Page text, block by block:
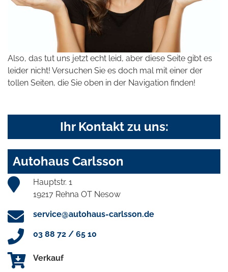
Also, das tut uns jetzt echt leid, aber diese Seite gibt es
leider nicht! Versuchen Sie es doch mal mit einer der
tollen Seiten, die Sie oben in der Navigation finden!
Ihr Kontakt zu uns:
Autohaus Carlsson
Hauptstr. 1
19217 Rehna OT Nesow
service@autohaus-carlsson.de
03 88 72 / 65 10
Verkauf